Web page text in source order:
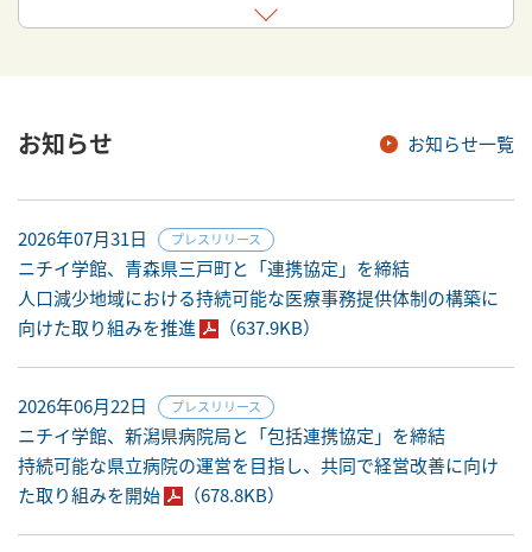
お知らせ お知らせ一覧
2026年07月31日 プレスリリース
ニチイ学館、青森県三戸町と「連携協定」を締結
人口減少地域における持続可能な医療事務提供体制の構築に
向けた取り組みを推進
（637.9KB）
2026年06月22日 プレスリリース
ニチイ学館、新潟県病院局と「包括連携協定」を締結
持続可能な県立病院の運営を目指し、共同で経営改善に向け
た取り組みを開始
（678.8KB）